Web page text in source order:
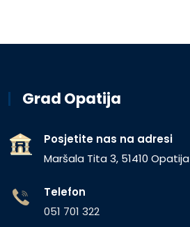
Grad Opatija
Posjetite nas na adresi
Maršala Tita 3, 51410 Opatija
Telefon
051 701 322